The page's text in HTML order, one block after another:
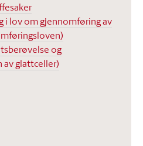
i lov om gjennomføring av
og
av glattceller)